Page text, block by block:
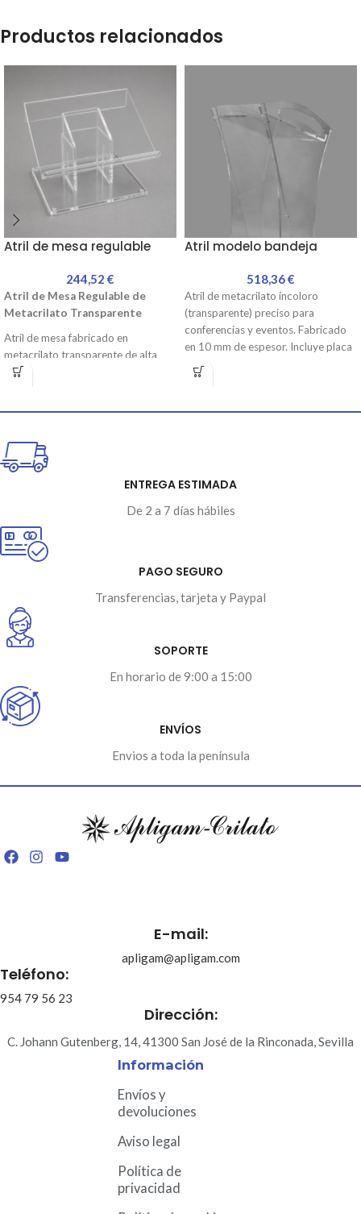
Productos relacionados
Atril de mesa regulable
244,52 €
Atril de Mesa Regulable de
Metacrilato Transparente
Atril de mesa fabricado en
metacrilato transparente de alta
calidad con
catálogos, cartas o tablets. Su
diseño moderno y resistente lo
convierte en una solución ideal para
oficinas, recepciones, bibliotecas,
centros educativos, comercios y
salas de conferencias.
Medidas y cotas indicadas en la
imagen.
Atril modelo bandeja
518,36€
Atril de metacrilato incoloro
(transparente) preciso para
conferencias y eventos. Fabricado
en 10 mm de espesor. Incluye placa
frontal con posibilidad de
personalización. Todo el atril y los
facilitar su montaje.
ENTREGA ESTIMADA
De 2 a 7 días hábiles
PAGO SEGURO
Transferencias, tarjeta y Paypal
SOPORTE
En horario de 9:00 a 15:00
ENVÍOS
Envios a toda la península
E-mail:
apligam@apligam.com
Teléfono:
954 79 56 23
Dirección:
C. Johann Gutenberg, 14, 41300 San José de la Rinconada, Sevilla
Información
Envíos y
devoluciones
Aviso legal
Política de
privacidad